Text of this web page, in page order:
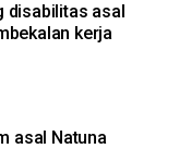
disabilitas asal
kerja
asal Natuna